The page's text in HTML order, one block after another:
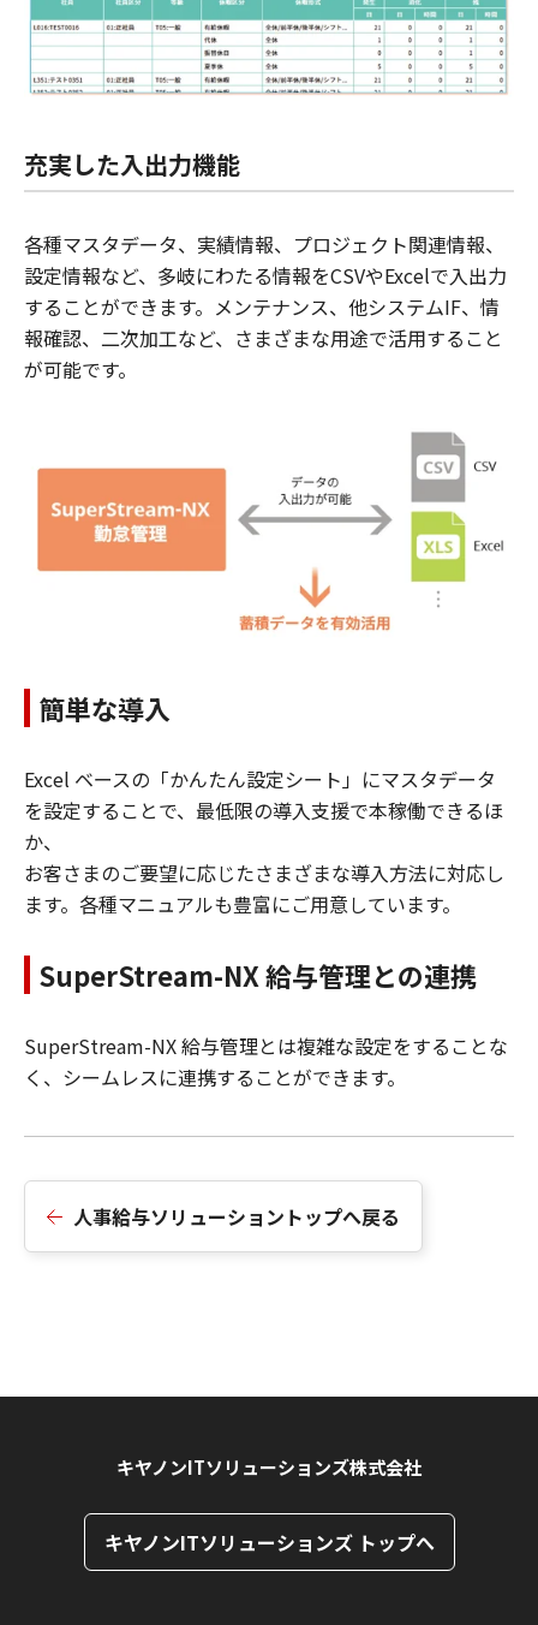
充実した入出力機能
各種マスタデータ、実績情報、プロジェクト関連情報、
設定情報など、多岐にわたる情報をCSVやExcelで入出力
することができます。メンテナンス、他システムIF、情
報確認、二次加工など、さまざまな用途で活用すること
が可能です。
簡単な導入
Excel ベースの「かんたん設定シート」にマスタデータ
を設定することで、最低限の導入支援で本稼働できるほ
か、
お客さまのご要望に応じたさまざまな導入方法に対応し
ます。各種マニュアルも豊富にご用意しています。
SuperStream-NX 給与管理との連携
SuperStream-NX 給与管理とは複雑な設定をすることな
く、シームレスに連携することができます。
人事給与ソリューショントップへ戻る
キヤノンITソリューションズ株式会社
キヤノンITソリューションズ トップへ